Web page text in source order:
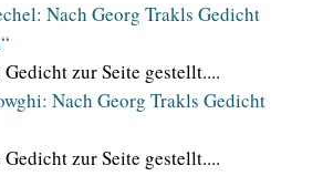
Nach Georg Trakls Gedicht
zur Seite gestellt....
Nach Georg Trakls Gedicht
zur Seite gestellt....